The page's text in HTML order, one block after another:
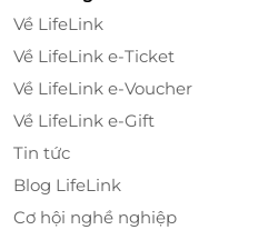
Về LifeLink
Về LifeLink e-Ticket
Về LifeLink e-Voucher
Về LifeLink e-Gift
Tin tức
Blog LifeLink
Cơ hội nghề nghiệp